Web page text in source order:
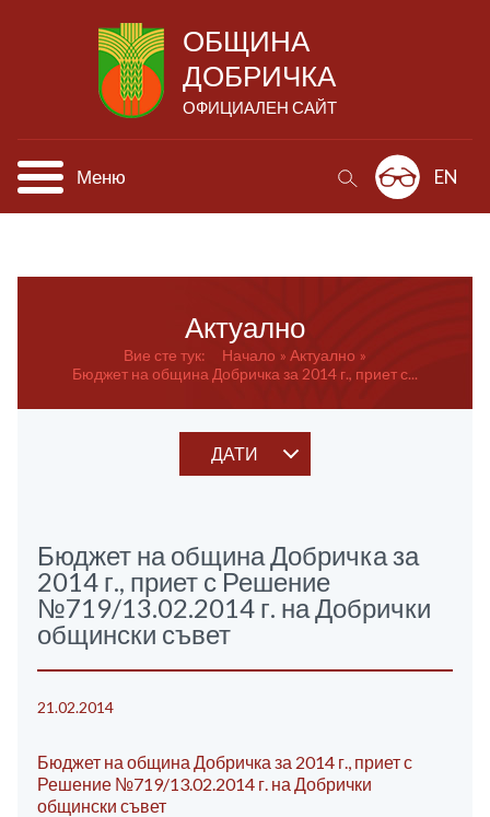
ОБЩИНА
ДОБРИЧКА
ОФИЦИАЛЕН САЙТ
Меню EN
Актуално
Вие сте тук: Начало
Актуално
Бюджет на община Добричка за 2014 г., приет с...
ДАТИ
Бюджет на община Добричка за
2014 г., приет с Решение
№719/13.02.2014 г. на Добрички
общински съвет
21.02.2014
Бюджет на община Добричка за 2014 г., приет с
Решение №719/13.02.2014 г. на Добрички
общински съвет